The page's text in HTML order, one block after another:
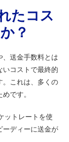
たコス
？
、送金手数料とは
いコストで最終的
。これは、多くの
です。
ットレートを使
ーディーに送金が